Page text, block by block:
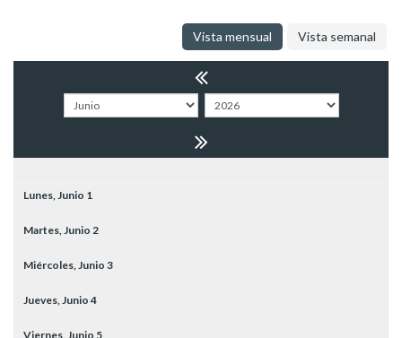
Vista mensual Vista semanal
Lunes,Junio 1
Martes,Junio 2
Miércoles,Junio 3
Jueves,Junio4
Viernes,Junio 5